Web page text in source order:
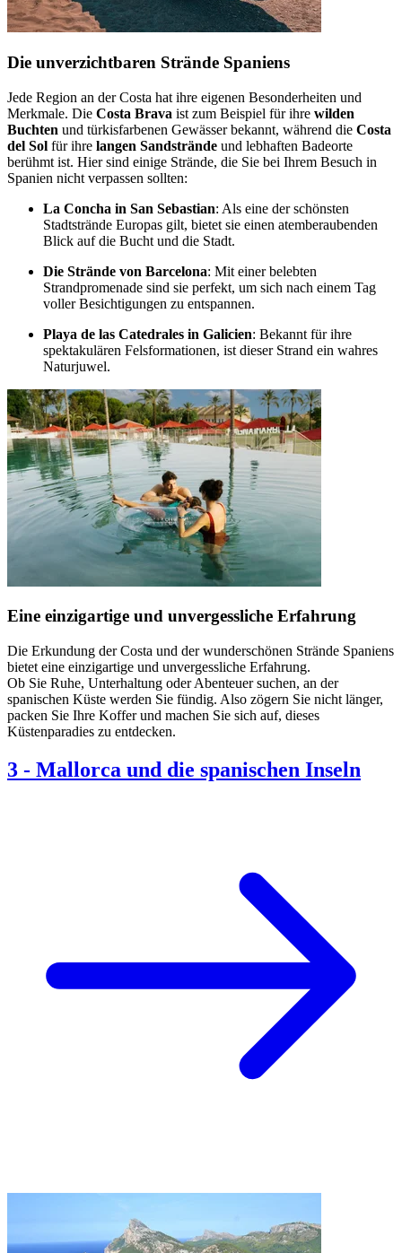
Die unverzichtbaren Strände Spaniens
Jede Region an der Costa hat ihre eigenen Besonderheiten und
Merkmale. Die Costa Brava ist zum Beispiel für ihre wilden
Buchten und türkisfarbenen Gewässer bekannt, während die Costa
del Sol für ihre langen Sandstrände und lebhaften Badeorte
berühmt ist. Hier sind einige Strände, die Sie bei Ihrem Besuch in
Spanien nicht verpassen sollten:
La Concha in San Sebastian: Als eine der schönsten
Stadtstrände Europas gilt, bietet sie einen atemberaubenden
Blick auf die Bucht und die Stadt.
Die Strände von Barcelona: Mit einer belebten
Strandpromenade sind sie perfekt, um sich nach einem Tag
voller Besichtigungen zu entspannen.
Playa de las Catedrales in Galicien: Bekannt für ihre
spektakulären Felsformationen, ist dieser Strand ein wahres
Naturjuwel.
Eine einzigartige und unvergessliche Erfahrung
Die Erkundung der Costa und der wunderschönen Strände Spaniens
bietet eine einzigartige und unvergessliche Erfahrung.
Ob Sie Ruhe, Unterhaltung oder Abenteuer suchen, an der
spanischen Küste werden Sie fündig. Also zögern Sie nicht länger,
packen Sie Ihre Koffer und machen Sie sich auf, dieses
Küstenparadies zu entdecken.
3 - Mallorca und die spanischen Inseln